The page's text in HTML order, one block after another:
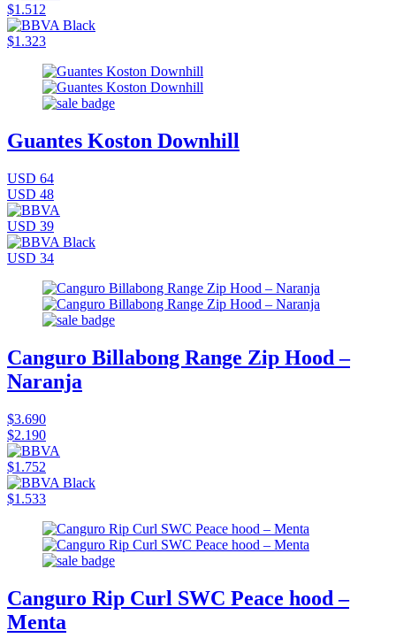
$1.512
$1.323
Guantes Koston Downhill
USD 64
USD 48
USD 39
USD 34
Canguro Billabong Range Zip Hood –
Naranja
$3.690
$2.190
$1.752
$1.533
Canguro Rip Curl SWC Peace hood –
Menta